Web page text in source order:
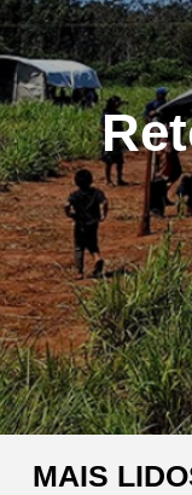
MAIS